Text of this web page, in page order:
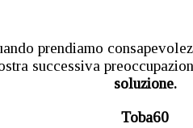
prendiamo
successiva
soluzione.
Toba60